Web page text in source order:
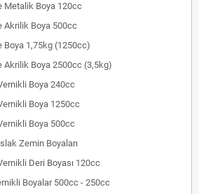
Metalik Boya 120cc
Akrilik Boya 500cc
Boya 1,75kg (1250cc)
Akrilik Boya 2500cc (3,5kg)
Boya 240cc
Boya 1250cc
Boya 500cc
Zemin Boyaları
Deri Boyası 120cc
Boyalar 500cc - 250cc